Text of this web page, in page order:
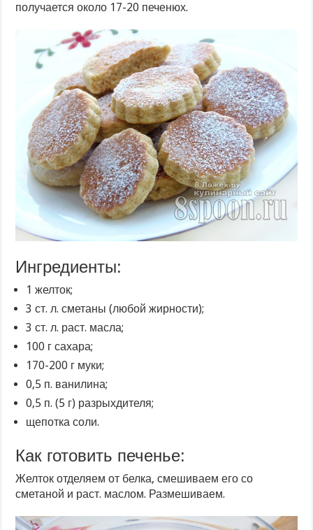
получается около 17-20 печенюх.
Ингредиенты:
1 желток;
3 ст. л. сметаны (любой жирности);
3 ст. л. раст. масла;
100 г сахара;
170-200 г муки;
0,5 п. ванилина;
0,5 п. (5 г) разрыхдителя;
щепотка соли.
Как готовить печенье:
Желток отделяем от белка, смешиваем его со
сметаной и раст. маслом. Размешиваем.